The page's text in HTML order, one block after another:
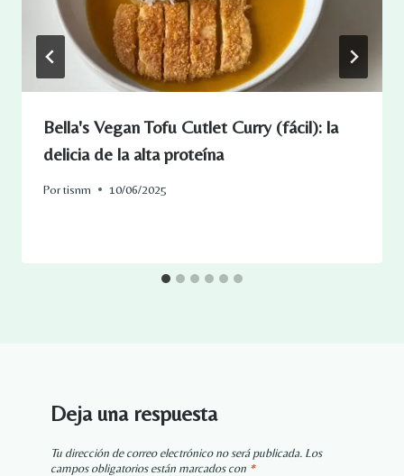
Bella's Vegan Tofu Cutlet Curry (fácil): la
delicia de la alta proteína
Portisnm 10/06/2025
Deja una respuesta
Tu dirección de correo electrónico no será publicada. Los
campos obligatorios están marcados con *